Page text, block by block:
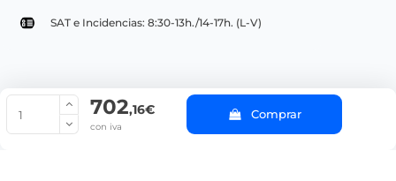
702,16€
con iva
Comprar
SAT e Incidencias: 8:30-13h./14-17h. (L-V)
© Copyright 2022 PepeBar.com |
Aviso legal y
Condiciones generales de compra |